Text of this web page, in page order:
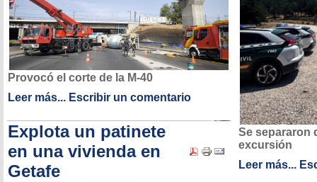
Provocó el corte de la M-40
Leer más... Escribir un comentario
Explota un patinete
en una vivienda en
Getafe
Se separaron
excursión
Leer más...